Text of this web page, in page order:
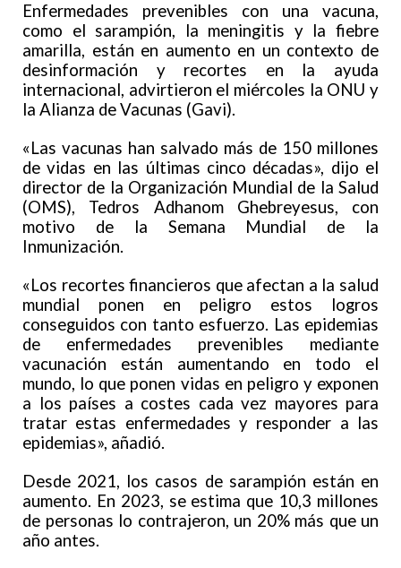
Enfermedades prevenibles con una vacuna,
como el sarampión, la meningitis y la fiebre
amarilla, están en aumento en un contexto de
desinformación y recortes en la ayuda
internacional, advirtieron el miércoles la ONU y
la Alianza de Vacunas (Gavi).
«Las vacunas han salvado más de 150 millones
de vidas en las últimas cinco décadas», dijo el
director de la Organización Mundial de la Salud
(OMS), Tedros Adhanom Ghebreyesus, con
motivo de la Semana Mundial de la
Inmunización.
«Los recortes financieros que afectan a la salud
mundial ponen en peligro estos logros
conseguidos con tanto esfuerzo. Las epidemias
de enfermedades prevenibles mediante
vacunación están aumentando en todo el
mundo, lo que ponen vidas en peligro y exponen
a los países a costes cada vez mayores para
tratar estas enfermedades y responder a las
epidemias», añadió.
Desde 2021, los casos de sarampión están en
aumento. En 2023, se estima que 10,3 millones
de personas lo contrajeron, un 20% más que un
año antes.